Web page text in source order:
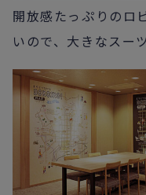
開放感たっぷりのロ
いので、大きなスー